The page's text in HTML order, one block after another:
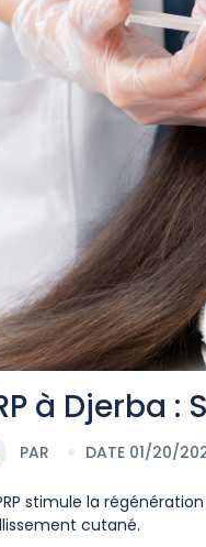
à Djerba
PAR DATE 01/20/
stimule la
cutané.